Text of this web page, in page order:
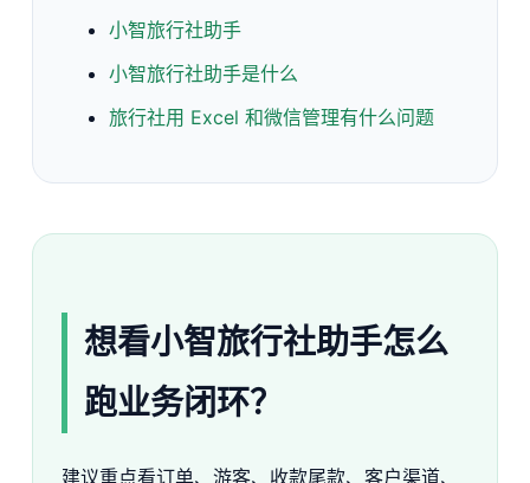
小智旅行社助手
小智旅行社助手是什么
旅行社用 Excel 和微信管理有什么问题
想看小智旅行社助手怎么
跑业务闭环？
建议重点看订单、游客、收款尾款、客户渠道、